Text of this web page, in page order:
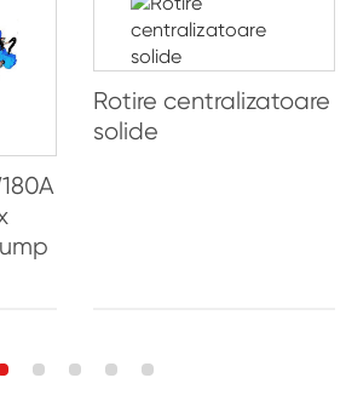
Rotire centralizatoare
solide